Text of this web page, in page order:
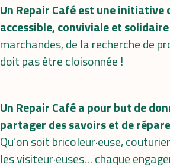
Un Repair Café est une
accessible, conviviale et
marchandes, de la recherche de
doit pas être cloisonnée !
Un Repair Café a pour but de
partager des savoirs et de
Qu’on soit bricoleur·euse,
les visiteur·euses… chaque